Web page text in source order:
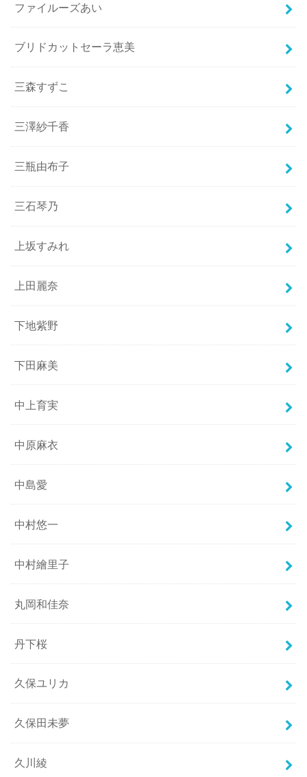
ファイルーズあい
ブリドカットセーラ恵美
三森すずこ
三澤紗千香
三瓶由布子
三石琴乃
上坂すみれ
上田麗奈
下地紫野
下田麻美
中上育実
中原麻衣
中島愛
中村悠一
中村繪里子
丸岡和佳奈
丹下桜
久保ユリカ
久保田未夢
久川綾